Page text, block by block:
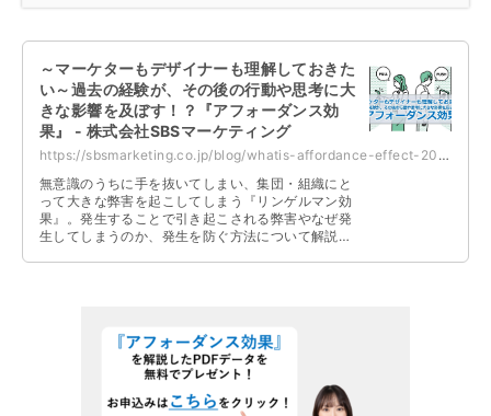
～マーケターもデザイナーも理解しておきた
い～過去の経験が、その後の行動や思考に大
きな影響を及ぼす！？『アフォーダンス効
果』 - 株式会社SBSマーケティング
https://sbsmarketing.co.jp/blog/whatis-affordance-effect-2023-03/
無意識のうちに手を抜いてしまい、集団・組織にと
って大きな弊害を起こしてしまう『リンゲルマン効
果』。発生することで引き起こされる弊害やなぜ発
生してしまうのか、発生を防ぐ方法について解説し